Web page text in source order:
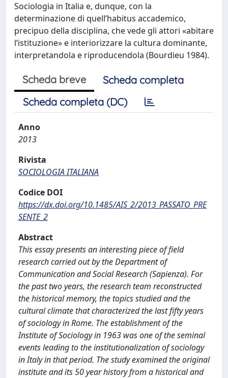
Sociologia in Italia e, dunque, con la
determinazione di quell’habitus accademico,
precipuo della disciplina, che vede gli attori «abitare
l’istituzione» e interiorizzare la cultura dominante,
interpretandola e riproducendola (Bourdieu 1984).
Scheda breve
Scheda completa
Scheda completa (DC)
Anno
2013
Rivista
SOCIOLOGIA ITALIANA
Codice DOI
https://dx.doi.org/10.1485/AIS_2/2013_PASSATO_PRE
SENTE_2
Abstract
This essay presents an interesting piece of field
research carried out by the Department of
Communication and Social Research (Sapienza). For
the past two years, the research team reconstructed
the historical memory, the topics studied and the
cultural climate that characterized the last fifty years
of sociology in Rome. The establishment of the
Institute of Sociology in 1963 was one of the seminal
events leading to the institutionalization of sociology
in Italy in that period. The study examined the original
institute and its 50 year history from a historical and